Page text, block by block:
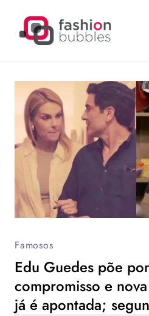
Famosos
Edu Guedes põe
compromisso e
já é apontada;